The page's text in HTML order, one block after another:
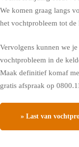
We komen graag langs
het vochtprobleem tot
Vervolgens kunnen we
vochtprobleem in de
Maak definitief komaf
gratis afspraak op
» Last van